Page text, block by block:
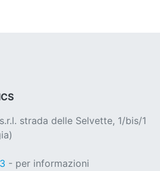
strada delle Selvette, 1/bis/1
- per informazioni